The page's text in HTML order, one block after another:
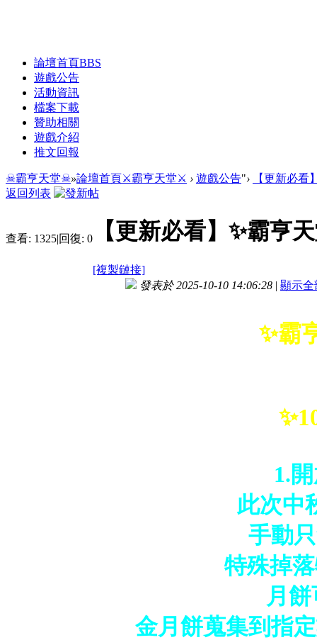
論壇首頁BBS
遊戲公告
活動資訊
檔案下載
贊助相關
遊戲介紹
推文回報
☠霸亨天堂☠»論壇首頁⚔霸亨天堂⚔ › 遊戲公告"›
【更新必看
返回列表
查看: 1325|回復: 0 【更新必看】✨霸亨
[複製鏈接]
發表於 2025-10-10 14:06:28 | 顯示全
✨霸
1.
此次中
手動
特殊掉
月
金月餅蒐集到指